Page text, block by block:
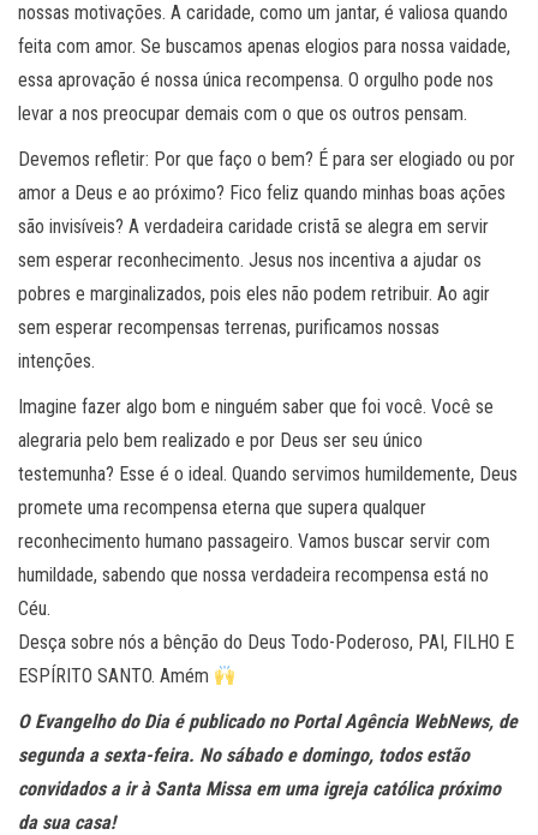
nossas motivações. A caridade, como um jantar, é valiosa quando
feita com amor. Se buscamos apenas elogios para nossa vaidade,
essa aprovação é nossa única recompensa. O orgulho pode nos
levar a nos preocupar demais com o que os outros pensam.
Devemos refletir: Por que faço o bem? É para ser elogiado ou por
amor a Deus e ao próximo? Fico feliz quando minhas boas ações
são invisíveis? A verdadeira caridade cristã se alegra em servir
sem esperar reconhecimento. Jesus nos incentiva a ajudar os
pobres e marginalizados, pois eles não podem retribuir. Ao agir
sem esperar recompensas terrenas, purificamos nossas
intenções.
Imagine fazer algo bom e ninguém saber que foi você. Você se
alegraria pelo bem realizado e por Deus ser seu único
testemunha? Esse é o ideal. Quando servimos humildemente, Deus
promete uma recompensa eterna que supera qualquer
reconhecimento humano passageiro. Vamos buscar servir com
humildade, sabendo que nossa verdadeira recompensa está no
Céu.
Desça sobre nós a bênção do Deus Todo-Poderoso, PAI, FILHO E
ESPÍRITO SANTO. Amém
O Evangelho do Dia é publicado no Portal Agência WebNews, de
segunda a sexta-feira. No sábado e domingo, todos estão
convidados a ir à Santa Missa em uma igreja católica próximo
da sua casa!